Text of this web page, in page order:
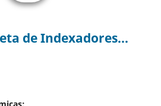
de Indexadores...